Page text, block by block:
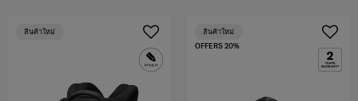
สินค้าใหม่
OFFERS 20%
สินค้าใหม่